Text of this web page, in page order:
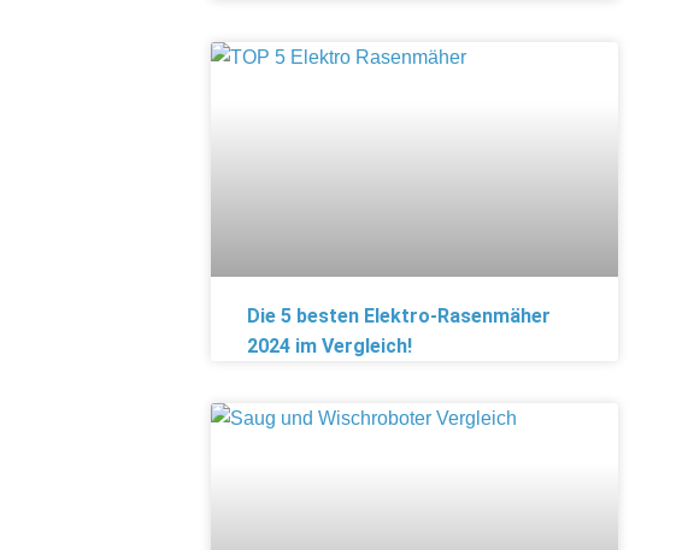
Die 5 besten Elektro-Rasenmäher
2024 im Vergleich!